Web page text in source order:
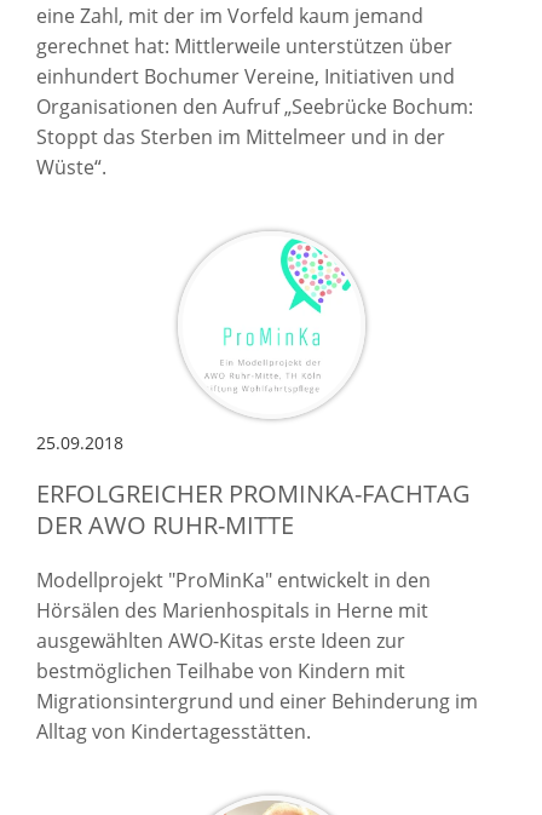
eine Zahl, mit der im Vorfeld kaum jemand
gerechnet hat: Mittlerweile unterstützen über
einhundert Bochumer Vereine, Initiativen und
Organisationen den Aufruf „Seebrücke Bochum:
Stoppt das Sterben im Mittelmeer und in der
Wüste“.
25.09.2018
ERFOLGREICHER PROMINKA-FACHTAG
DER AWO RUHR-MITTE
Modellprojekt "ProMinKa" entwickelt in den
Hörsälen des Marienhospitals in Herne mit
ausgewählten AWO-Kitas erste Ideen zur
bestmöglichen Teilhabe von Kindern mit
Migrationsintergrund und einer Behinderung im
Alltag von Kindertagesstätten.